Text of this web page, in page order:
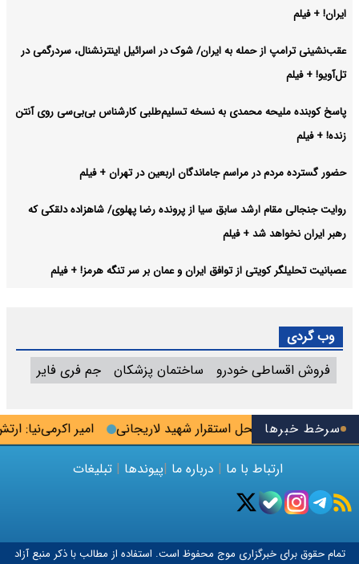
سرخط خبرها امیر اکرمی‌نیا: ارتش نحوه ردزنی محل استقرار شهید لاریجانی
ایران! + فیلم
عقب‌نشینی ترامپ از حمله به ایران/ شوک در اسرائیل اینترنشنال، سردرگمی در
تل‌آویو! + فیلم
پاسخ کوبنده ملیحه محمدی به نسخه تسلیم‌طلبی کارشناس بی‌بی‌سی روی آنتن
زنده! + فیلم
حضور گسترده مردم در مراسم جاماندگان اربعین در تهران + فیلم
روایت جنجالی مقام ارشد سابق سیا از پرونده رضا پهلوی/ شاهزاده دلقکی که
رهبر ایران نخواهد شد + فیلم
عصبانیت تحلیلگر کویتی از توافق ایران و عمان بر سر تنگه هرمز! + فیلم
وب گردی
فروش اقساطی خودرو
ساختمان پزشکان جم فری فایر
ارتباط با ما | درباره ما |پیوندها | تبلیغات
تمام حقوق برای خبرگزاری موج محفوظ است. استفاده از مطالب با ذکر منبع آزاد